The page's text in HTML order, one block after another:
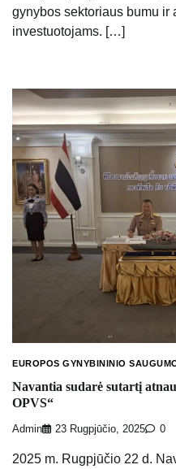
gynybos sektoriaus bumu ir
investuotojams. […]
EUROPOS GYNYBININIO
Navantia sudarė sutartį
OPVS“
Admin 23 Rugpjūčio, 2025 0
2025 m. Rugpjūčio 22 d.